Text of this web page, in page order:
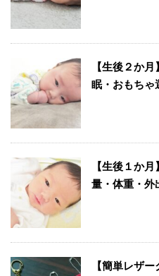
【生後２か
眠・おもちゃ
【生後１か
量・体重・外
【簡単レザ